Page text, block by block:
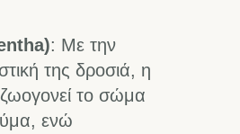
: Με την
της δροσιά, η
το σώμα
ενώ